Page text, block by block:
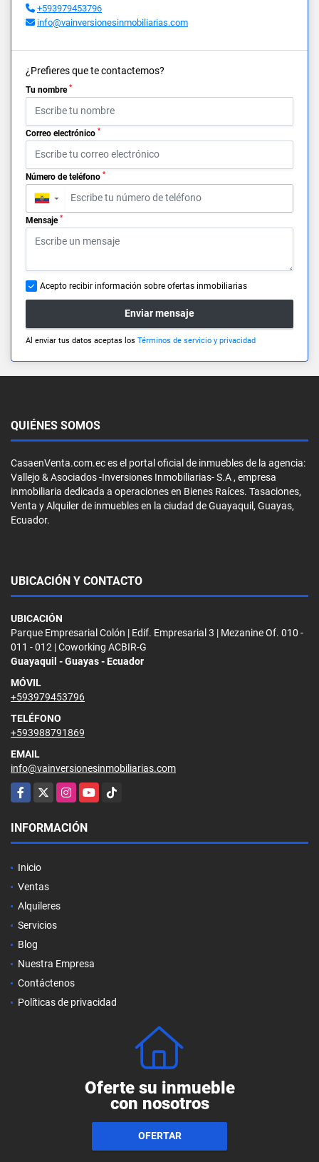
+593979453796
info@vainversionesinmobiliarias.com
¿Prefieres que te contactemos?
Tu nombre *
Correo electrónico *
Número de teléfono *
▼
Mensaje *
Acepto recibir información sobre ofertas inmobiliarias
Enviar mensaje
Al enviar tus datos aceptas los Términos de servicio y privacidad
QUIÉNES SOMOS
CasaenVenta.com.ec es el portal oficial de inmuebles de la agencia:
Vallejo & Asociados -Inversiones Inmobiliarias- S.A , empresa
inmobiliaria dedicada a operaciones en Bienes Raíces. Tasaciones,
Venta y Alquiler de inmuebles en la ciudad de Guayaquil, Guayas,
Ecuador.
UBICACIÓN Y CONTACTO
UBICACIÓN
Parque Empresarial Colón | Edif. Empresarial 3 | Mezanine Of. 010 -
011 - 012 | Coworking ACBIR-G
Guayaquil - Guayas - Ecuador
MÓVIL
+593979453796
TELÉFONO
+593988791869
EMAIL
info@vainversionesinmobiliarias.com
Facebook
X InstagramYouTubeTikTok
INFORMACIÓN
Inicio
Ventas
Alquileres
Servicios
Blog
Nuestra Empresa
Contáctenos
Políticas de privacidad
Oferte su inmueble
con nosotros
OFERTAR